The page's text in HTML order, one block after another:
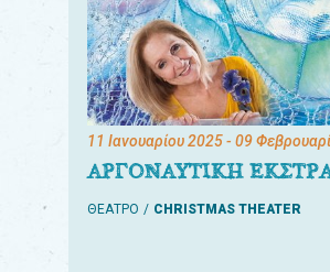
11 Ιανουαρίου 2025- 09
ΑΡΓΟΝΑΥΤΙΚΗ
ΘΕΑΤΡΟ CHRISTMAS THEATER